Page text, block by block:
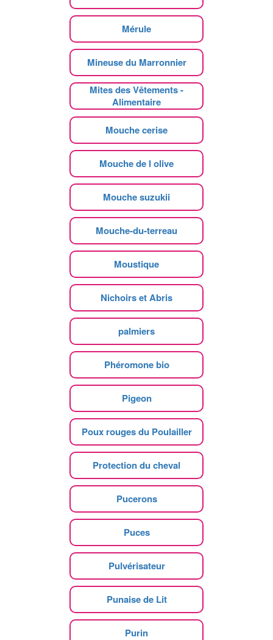
Mérule
Mineuse du Marronnier
Mites des Vêtements -
Alimentaire
Mouche cerise
Mouche de l olive
Mouche suzukii
Mouche-du-terreau
Moustique
Nichoirs et Abris
palmiers
Phéromone bio
Pigeon
Poux rouges du Poulailler
Protection du cheval
Pucerons
Puces
Pulvérisateur
Punaise de Lit
Purin